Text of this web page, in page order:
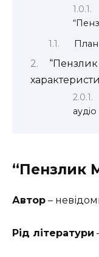
аудіо
“Пензлик
Автор –
Рід літератури